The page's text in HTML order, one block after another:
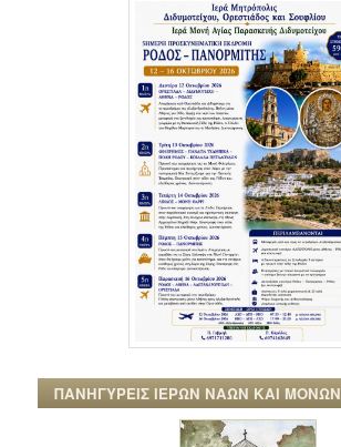
ΠΑΝΗΓΥΡΕΙΣ ΙΕΡΩΝ ΝΑΩΝ ΚΑΙ ΜΟΝΩΝ